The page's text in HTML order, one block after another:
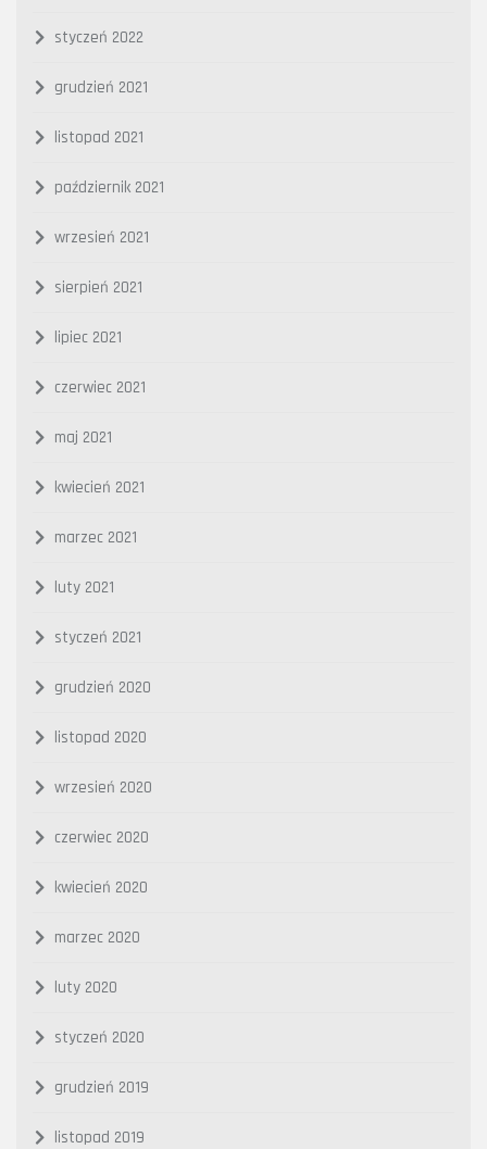
styczeń 2022
grudzień 2021
listopad 2021
październik 2021
wrzesień 2021
sierpień 2021
lipiec 2021
czerwiec 2021
maj 2021
kwiecień 2021
marzec 2021
luty 2021
styczeń 2021
grudzień 2020
listopad 2020
wrzesień 2020
czerwiec 2020
kwiecień 2020
marzec 2020
luty 2020
styczeń 2020
grudzień 2019
listopad 2019